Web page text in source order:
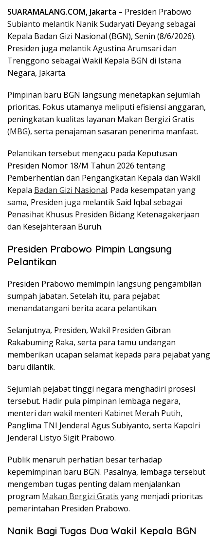
SUARAMALANG.COM, Jakarta – Presiden Prabowo
Subianto melantik Nanik Sudaryati Deyang sebagai
Kepala Badan Gizi Nasional (BGN), Senin (8/6/2026).
Presiden juga melantik Agustina Arumsari dan
Trenggono sebagai Wakil Kepala BGN di Istana
Negara, Jakarta.
Pimpinan baru BGN langsung menetapkan sejumlah
prioritas. Fokus utamanya meliputi efisiensi anggaran,
peningkatan kualitas layanan Makan Bergizi Gratis
(MBG), serta penajaman sasaran penerima manfaat.
Pelantikan tersebut mengacu pada Keputusan
Presiden Nomor 18/M Tahun 2026 tentang
Pemberhentian dan Pengangkatan Kepala dan Wakil
Kepala Badan Gizi Nasional. Pada kesempatan yang
sama, Presiden juga melantik Said Iqbal sebagai
Penasihat Khusus Presiden Bidang Ketenagakerjaan
dan Kesejahteraan Buruh.
Presiden Prabowo Pimpin Langsung
Pelantikan
Presiden Prabowo memimpin langsung pengambilan
sumpah jabatan. Setelah itu, para pejabat
menandatangani berita acara pelantikan.
Selanjutnya, Presiden, Wakil Presiden Gibran
Rakabuming Raka, serta para tamu undangan
memberikan ucapan selamat kepada para pejabat yang
baru dilantik.
Sejumlah pejabat tinggi negara menghadiri prosesi
tersebut. Hadir pula pimpinan lembaga negara,
menteri dan wakil menteri Kabinet Merah Putih,
Panglima TNI Jenderal Agus Subiyanto, serta Kapolri
Jenderal Listyo Sigit Prabowo.
Publik menaruh perhatian besar terhadap
kepemimpinan baru BGN. Pasalnya, lembaga tersebut
mengemban tugas penting dalam menjalankan
program Makan Bergizi Gratis yang menjadi prioritas
pemerintahan Presiden Prabowo.
Nanik Bagi Tugas Dua Wakil Kepala BGN